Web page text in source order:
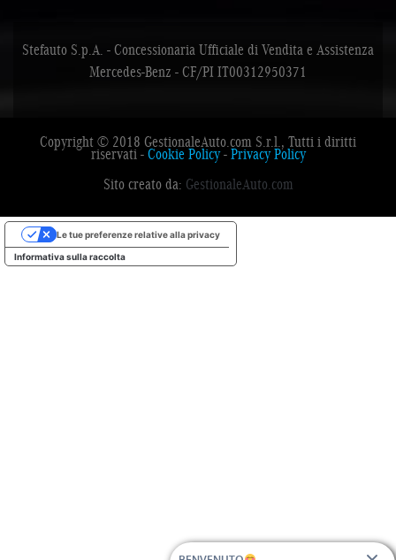
Stefauto S.p.A. - Concessionaria Ufficiale di Vendita e Assistenza
Mercedes-Benz - CF/PI IT00312950371
Copyright © 2018 GestionaleAuto.com S.r.l., Tutti i diritti
riservati -Cookie Policy-Privacy Policy
Sito creato da: GestionaleAuto.com
Informativa sulla raccolta
Le tue preferenze relative alla privacy